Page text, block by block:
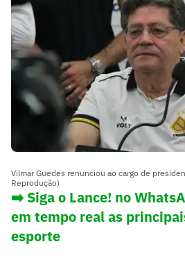
Vilmar Guedes renunciou ao cargo de
Reprodução)
➡️ Siga o Lance! no
em tempo real as
esporte